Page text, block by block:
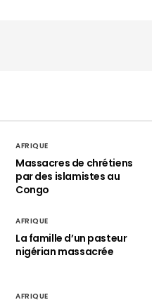
AFRIQUE
Massacres de chrétiens
par des islamistes au
Congo
AFRIQUE
La famille d’un pasteur
nigérian massacrée
AFRIQUE